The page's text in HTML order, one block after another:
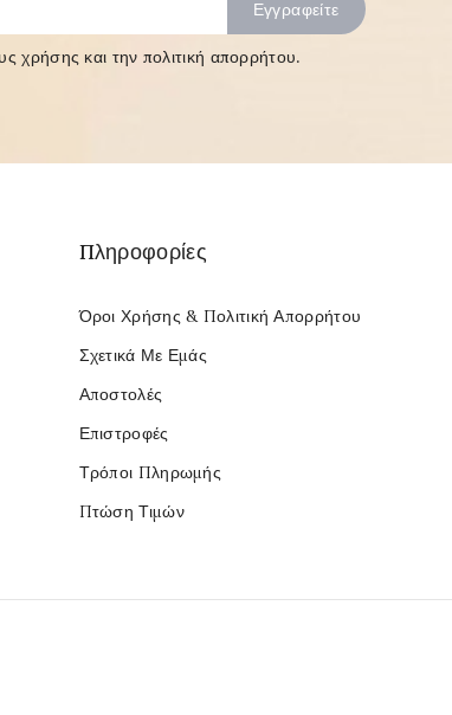
χρήσης και την πολιτική απορρήτου.
Πληροφορίες
Όροι Χρήσης & Πολιτική Απορρήτου
Σχετικά Με Εμάς
Αποστολές
Επιστροφές
Τρόποι Πληρωμής
Πτώση Τιμών